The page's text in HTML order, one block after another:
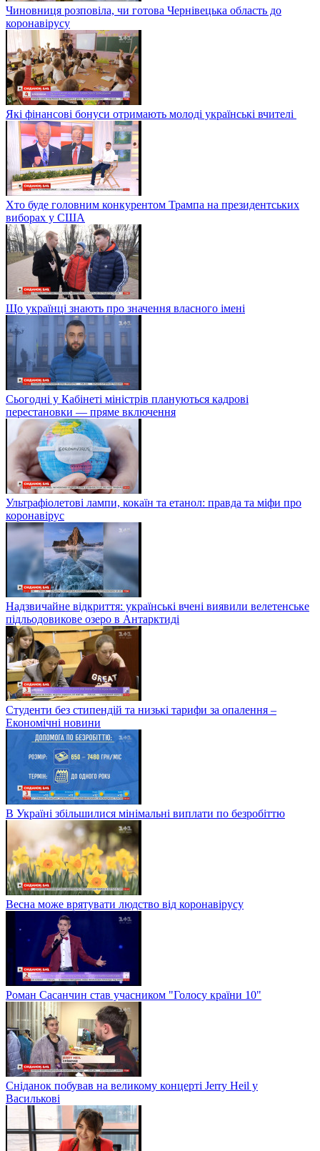
Чиновниця розповіла, чи готова Чернівецька область до
коронавірусу
Які фінансові бонуси отримають молоді українські вчителі
Хто буде головним конкурентом Трампа на президентських
виборах у США
Що українці знають про значення власного імені
Сьогодні у Кабінеті міністрів плануються кадрові
перестановки — пряме включення
Ультрафіолетові лампи, кокаїн та етанол: правда та міфи про
коронавірус
Надзвичайне відкриття: українські вчені виявили велетенське
підльодовикове озеро в Антарктиді
Студенти без стипендій та низькі тарифи за опалення –
Економічні новини
В Україні збільшилися мінімальні виплати по безробіттю
Весна може врятувати людство від коронавірусу
Роман Сасанчин став учасником "Голосу країни 10"
Сніданок побував на великому концерті Jerry Heil у
Василькові